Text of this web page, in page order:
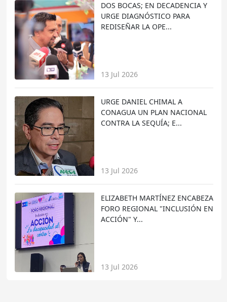
DOS BOCAS; EN DECADENCIA Y
URGE DIAGNÓSTICO PARA
REDISEÑAR LA OPE...
13 Jul 2026
URGE DANIEL CHIMAL A
CONAGUA UN PLAN NACIONAL
CONTRA LA SEQUÍA; E...
13 Jul 2026
ELIZABETH MARTÍNEZ ENCABEZA
FORO REGIONAL "INCLUSIÓN EN
ACCIÓN" Y...
13 Jul 2026